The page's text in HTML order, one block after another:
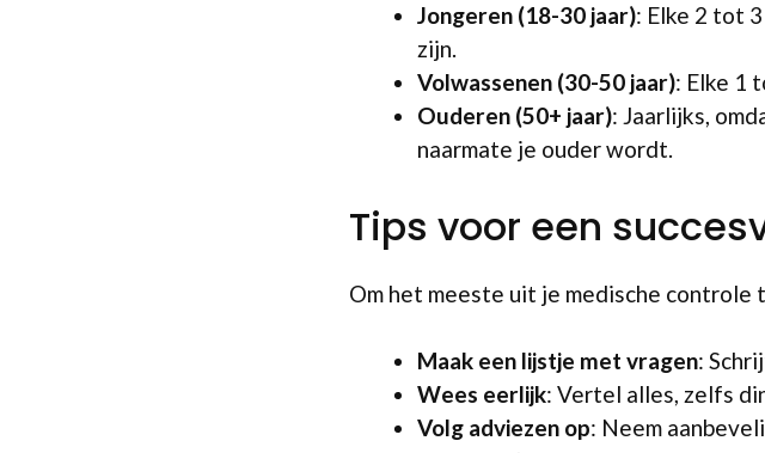
Jongeren (18-30 jaar): Elke 2 tot
zijn.
Volwassenen (30-50 jaar): Elke 1
Ouderen (50+ jaar): Jaarlijks,
naarmate je ouder wordt.
Tips voor een
Om het meeste uit je medische
Maak een lijstje met vragen:
Wees eerlijk: Vertel alles, zelfs
Volg adviezen op: Neem